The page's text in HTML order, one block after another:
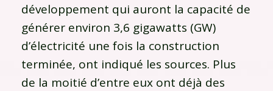
développement qui auront la capacité de
générer environ 3,6 gigawatts (GW)
d’électricité une fois la construction
terminée, ont indiqué les sources. Plus
de la moitié d’entre eux ont déjà des